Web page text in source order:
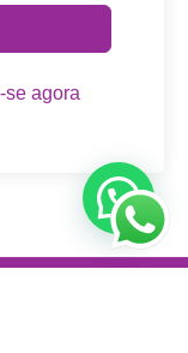
se agora